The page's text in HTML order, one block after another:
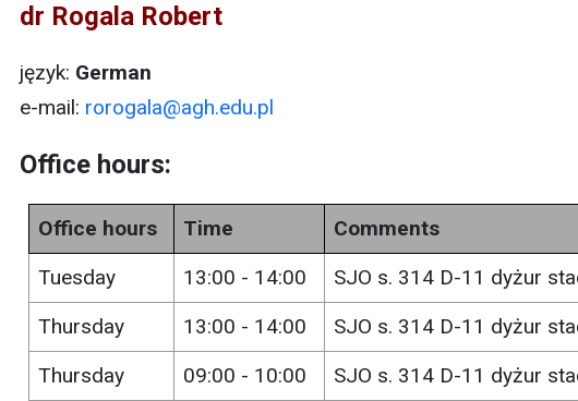
dr Rogala Robert
język: German
e-mail: rorogala@agh.edu.pl
Office hours:
Office hours Time
Comments
Tuesday
13:00 - 14:00
SJO s. 314 D-11 dyżur
Thursday
13:00 - 14:00
SJO s. 314 D-11 dyżur
Thursday
09:00 - 10:00 SJO s. 314 D-11 dyżur